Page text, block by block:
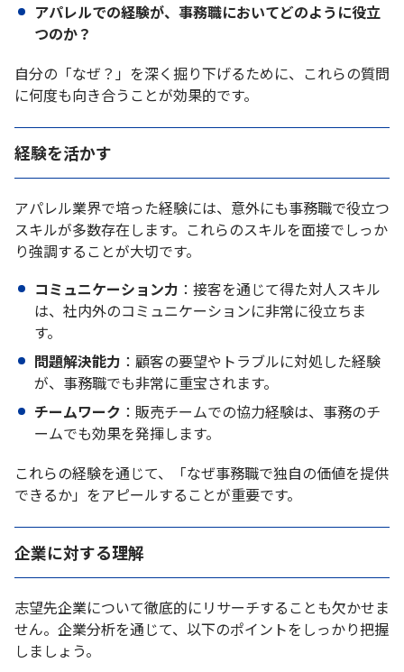
アパレルでの経験が、事務職においてどのように役立
つのか？
自分の「なぜ？」を深く掘り下げるために、これらの質問
に何度も向き合うことが効果的です。
経験を活かす
アパレル業界で培った経験には、意外にも事務職で役立つ
スキルが多数存在します。これらのスキルを面接でしっか
り強調することが大切です。
コミュニケーション力 ：接客を通じて得た対人スキル
は、社内外のコミュニケーションに非常に役立ちま
す。
問題解決能力 ：顧客の要望やトラブルに対処した経験
が、事務職でも非常に重宝されます。
チームワーク ：販売チームでの協力経験は、事務のチ
ームでも効果を発揮します。
これらの経験を通じて、「なぜ事務職で独自の価値を提供
できるか」をアピールすることが重要です。
企業に対する理解
志望先企業について徹底的にリサーチすることも欠かせま
せん。企業分析を通じて、以下のポイントをしっかり把握
しましょう。